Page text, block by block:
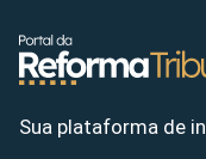
Sua plataforma de